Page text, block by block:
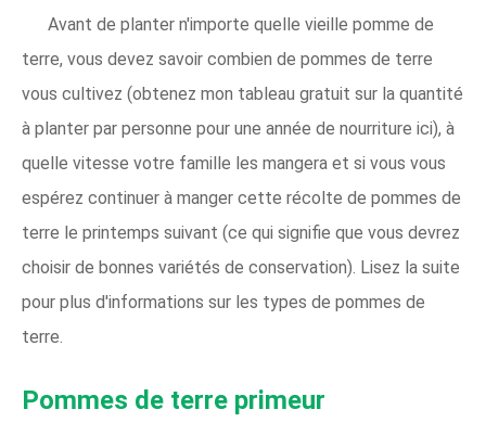
Avant de planter n'importe quelle vieille pomme de
terre, vous devez savoir combien de pommes de terre
vous cultivez (obtenez mon tableau gratuit sur la quantité
à planter par personne pour une année de nourriture ici), à
quelle vitesse votre famille les mangera et si vous vous
espérez continuer à manger cette récolte de pommes de
terre le printemps suivant (ce qui signifie que vous devrez
choisir de bonnes variétés de conservation). Lisez la suite
pour plus d'informations sur les types de pommes de
terre.
Pommes de terre primeur